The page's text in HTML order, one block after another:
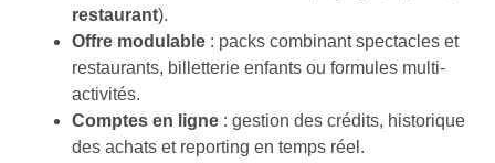
restaurant).
Offre modulable : packs combinant spectacles et
restaurants, billetterie enfants ou formules multi-
activités.
Comptes en ligne : gestion des crédits, historique
des achats et reporting en temps réel.